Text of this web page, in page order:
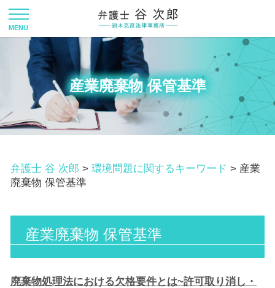
産業廃棄物 保管基準
弁護士 谷 次郎 > 環境問題に関するキーワード > 産業
廃棄物 保管基準
産業廃棄物 保管基準
廃棄物処理法における欠格要件とは~許可取り消し・